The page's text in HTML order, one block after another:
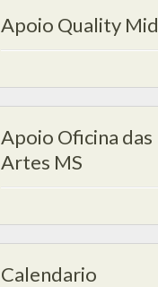
Apoio Quality
Apoio Oficina das
Artes MS
Calendario